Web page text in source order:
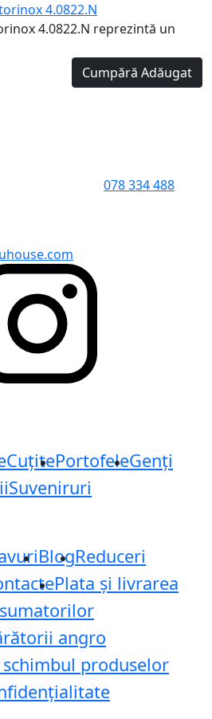
4.0822.N
4.0822.N reprezintă un
Cumpără Adăugat
078 334 488
CuțitePortofeleGenți
Suveniruri
BlogReduceri
Plata și livrarea
angro
produselor